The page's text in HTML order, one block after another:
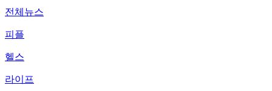
전체뉴스
피플
헬스
라이프